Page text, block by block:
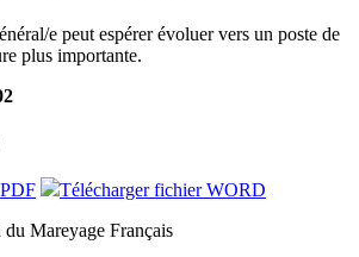
e peut espérer évoluer vers un poste de
plus importante.
PDF Télécharger fichierWORD
Mareyage Français